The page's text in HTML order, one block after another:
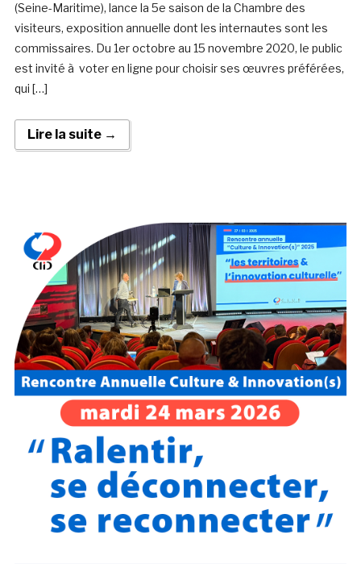
(Seine-Maritime), lance la 5e saison de la Chambre des
visiteurs, exposition annuelle dont les internautes sont les
commissaires. Du 1er octobre au 15 novembre 2020, le public
est invité à voter en ligne pour choisir ses œuvres préférées,
qui […]
Lire la suite →